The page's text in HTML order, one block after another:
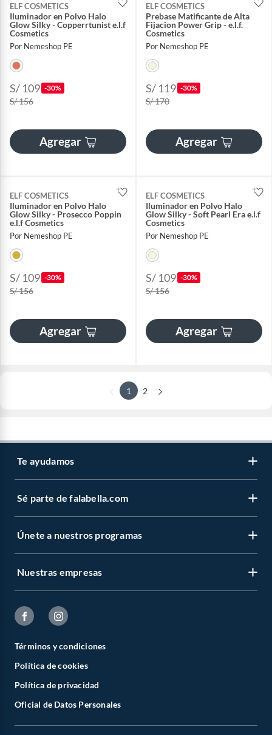
ELF COSMETICS
Iluminador en Polvo Halo
Glow Silky - Copperrtunist e.l.f
Cosmetics
Por Nemeshop PE
S/ 109 -30%
S/ 156
Agregar
ELF COSMETICS
Prebase Matificante de Alta
Fijacion Power Grip - e.l.f.
Cosmetics
Por Nemeshop PE
S/ 119 -30%
S/ 170
Agregar
ELF COSMETICS
Iluminador en Polvo Halo
Glow Silky - Prosecco Poppin
e.l.f Cosmetics
Por Nemeshop PE
S/ 109 -30%
S/ 156
Agregar
ELF COSMETICS
Iluminador en Polvo Halo
Glow Silky - Soft Pearl Era e.l.f
Cosmetics
Por Nemeshop PE
S/ 109 -30%
S/ 156
Agregar
1 2
Te ayudamos
Sé parte de falabella.com
Únete a nuestros programas
Nuestras empresas
Términos y condiciones
Política de cookies
Política de privacidad
Oficial de Datos Personales